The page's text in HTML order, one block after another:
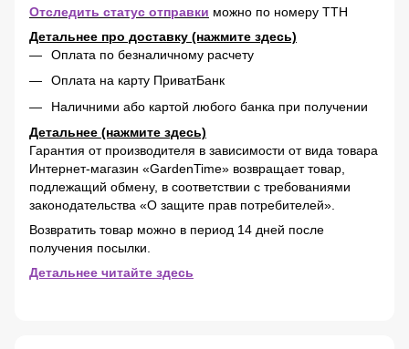
Отследить статус отправки можно по номеру ТТН
Детальнее про доставку (нажмите здесь)
Оплата по безналичному расчету
Оплата на карту ПриватБанк
Наличними або картой любого банка при получении
Детальнее (нажмите здесь)
Гарантия от производителя в зависимости от вида товара
Интернет-магазин «GardenTime» возвращает товар,
подлежащий обмену, в соответствии с требованиями
законодательства «О защите прав потребителей».
Возвратить товар можно в период 14 дней после
получения посылки.
Детальнее читайте здесь